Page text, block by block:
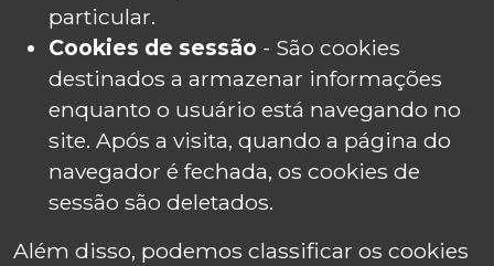
particular.
Cookies de sessão - São cookies
destinados a armazenar informações
enquanto o usuário está navegando no
site. Após a visita, quando a página do
navegador é fechada, os cookies de
sessão são deletados.
Além disso, podemos classificar os cookies